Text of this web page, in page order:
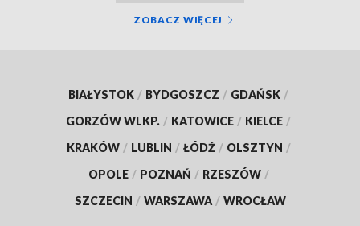
ZOBACZ WIĘCEJ
BIAŁYSTOK / BYDGOSZCZ / GDAŃSK /
GORZÓW WLKP. / KATOWICE / KIELCE /
KRAKÓW / LUBLIN / ŁÓDŹ / OLSZTYN /
OPOLE / POZNAŃ / RZESZÓW /
SZCZECIN / WARSZAWA / WROCŁAW